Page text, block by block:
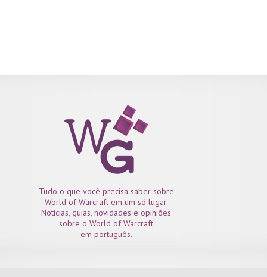
Tudo o que você precisa saber sobre
World of Warcraft em um só lugar.
Notícias, guias, novidades e opiniões
sobre o World of Warcraft
em português.